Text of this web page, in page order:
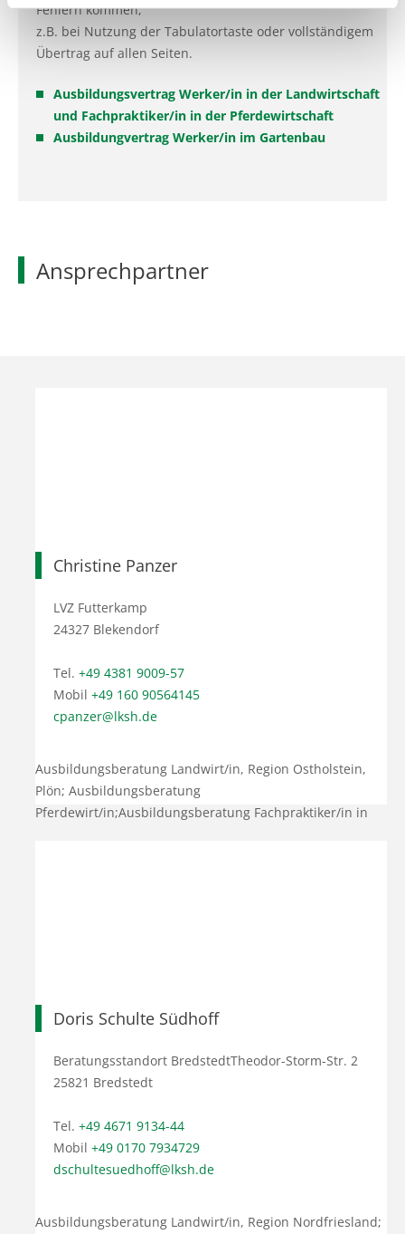
Fehlern kommen,
z.B. bei Nutzung der Tabulatortaste oder vollständigem
Übertrag auf allen Seiten.
Ausbildungsvertrag Werker/in in der Landwirtschaft
und Fachpraktiker/in in der Pferdewirtschaft
Ausbildungvertrag Werker/in im Gartenbau
Ansprechpartner
Christine Panzer
LVZ Futterkamp
24327 Blekendorf
Tel. +49 4381 9009-57
Mobil +49 160 90564145
cpanzer@lksh.de
Ausbildungsberatung Landwirt/in, Region Ostholstein,
Plön; Ausbildungsberatung
Pferdewirt/in;Ausbildungsberatung Fachpraktiker/in in
Doris Schulte Südhoff
Beratungsstandort BredstedtTheodor-Storm-Str. 2
25821 Bredstedt
Tel. +49 4671 9134-44
Mobil +49 0170 7934729
dschultesuedhoff@lksh.de
Ausbildungsberatung Landwirt/in, Region Nordfriesland;